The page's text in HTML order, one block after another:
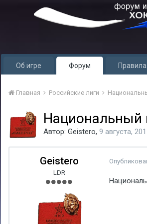
Об игре Форум Правила
Главная Российские лиги
Национальный
Автор: Geistero, 9 августа,
Geistero
LDR